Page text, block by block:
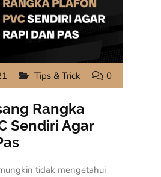
Tips & Trick 0
Rangka
Sendiri Agar
tidak mengetahui